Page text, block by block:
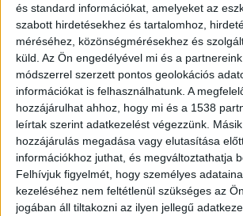
és standard információkat, amelyeket az
szabott hirdetésekhez és tartalomhoz,
méréséhez, közönségmérésekhez és
küld. Az Ön engedélyével mi és a
módszerrel szerzett pontos geolokációs
információkat is felhasználhatunk. A
hozzájárulhat ahhoz, hogy mi és a 1538
leírtak szerint adatkezelést végezzünk.
hozzájárulás megadása vagy elutasítása
információkhoz juthat, és megváltoztathatja
Felhívjuk figyelmét, hogy személyes
kezeléséhez nem feltétlenül szükséges az
jogában áll tiltakozni az ilyen jellegű
beismerő vallomást tettek.
Másutt a szomszédok
egymásnak
Amásik balhét Kaposfőn történt,
után egy férfi ököllel orron ütötte
A sértett a bántalmazás
túl gyógyuló sérülést szenvedett.